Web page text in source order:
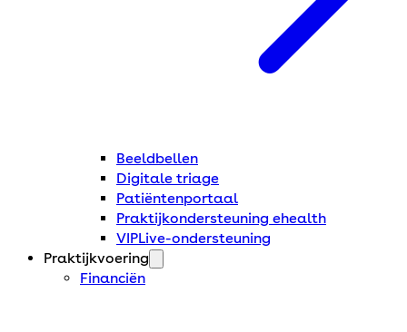
Beeldbellen
Digitale triage
Patiëntenportaal
Praktijkondersteuning ehealth
VIPLive-ondersteuning
Praktijkvoering
Financiën